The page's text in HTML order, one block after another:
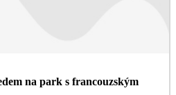
na park s francouzským